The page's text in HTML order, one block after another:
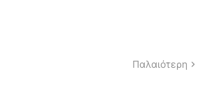
Παλαιότερη